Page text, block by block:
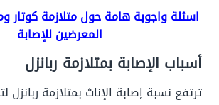
اسئلة واجوبة هامة حول متلازمة
المعرضين للإصابة
أسباب الإصابة بمتلازمة ربانزل
ترتفع نسبة إصابة الإناث بمتلازمة